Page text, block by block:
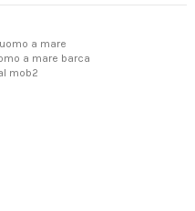
a mare
a mare barca
mob2